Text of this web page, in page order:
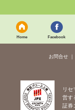
Home Facebook
お問合せ
リセ
営す
証券